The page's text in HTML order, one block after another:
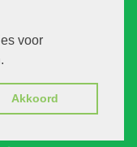
voor
Akkoord